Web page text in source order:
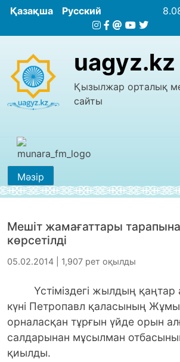
Қазақша Русский
uagyz.kz
Қызылжар орталық
сайты
Мәзір
Мешіт жамағаттары
көрсетілді
05.02.2014 | 1,907 рет оқылды
Үстіміздегі жылдың қаңтар
күні Петропавл қаласының
орналасқан тұрғын үйде орын
салдарынан мұсылман
қиылды.